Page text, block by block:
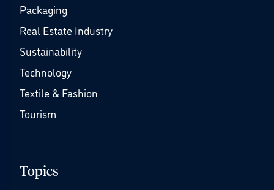
Packaging
Real Estate Industry
Sustainability
Technology
Textile & Fashion
Tourism
Topics